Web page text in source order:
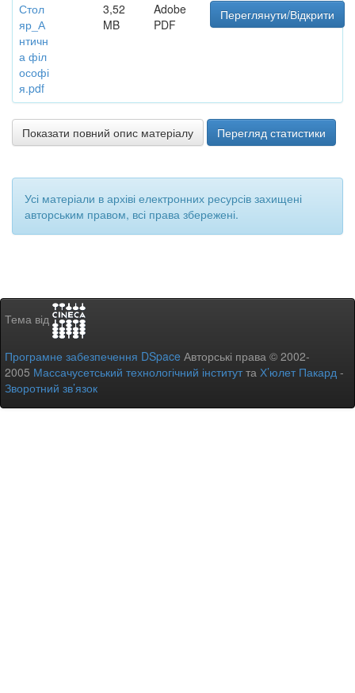
Стол
яр_А
нтичн
а філ
ософі
я.pdf
3,52
MB
Adobe
PDF
Переглянути/Відкрити
Показати повний опис матеріалу Перегляд статистики
Усі матеріали в архіві електронних ресурсів захищені
авторським правом, всі права збережені.
Тема від
Програмне забезпечення DSpace Авторські права © 2002-
2005 Массачусетський технологічний інститутта Х’юлет Пакард -
Зворотний зв’язок